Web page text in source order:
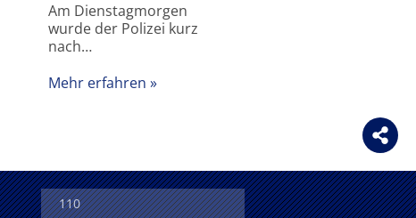
Am Dienstagmorgen
wurde der Polizei kurz
nach…
Mehr erfahren
110